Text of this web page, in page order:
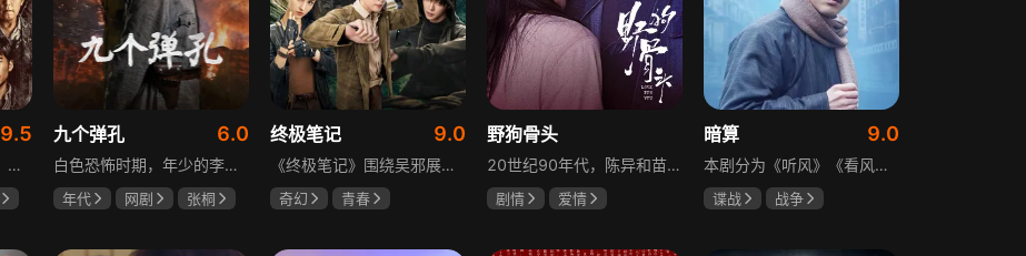
9.5
由金牌导演徐纪周执导，张译、张颂文、李一桐、张志坚、吴刚领衔主演，倪大红、韩童生、李建义特邀主演的中央政法委重点项目。一部扫黑除恶坚决斗争的回忆录，横跨20年的群像叙事全景式展现时代变迁下的黑白较量与复杂人性。
九个弹孔 6.0
白色恐怖时期，年少的李智信家破人亡后投身革命武装，因作战有勇有谋获“小狼崽子”绰号。他长期率部孤悬敌后，与日寇、反动派对决，多次负伤仍不改初心。凭借坚韧意志，他从游击队员成长为新四军干部、解放军司令员，身上的九个弹孔是他践行革命誓言、见证成长的勋章。
年代 网剧
张桐
终极笔记 9.0
《终极笔记》围绕吴邪展开，他因好奇三叔经历，历险归来收神秘录像带后卷入阴谋，只身闯格尔木疗养院偶遇张起灵等六人组队，在西王母宫发现陨玉，却遇三叔失踪、张起灵失忆。众人寻记忆探张家古楼，因裘德考介入受阻，后联手霍老太再探遭意外，谜团未解，吴邪被迫伪装成三叔，剧情充满冒险与悬疑。
奇幻
青春
野狗骨头
20世纪90年代，陈异和苗靖因父母相识结缘，从充满敌意到彼此依靠，后因家庭变故不得不相依为命。大学时苗靖告白，陈异却因纵火案逼她离开藤城。多年后重逢，陈异为保护苗靖以身入局，两人并肩对抗走私团伙，最终陈异告白，两人终成眷属。
剧情
爱情
暗算 9.0
本剧分为《听风》《看风》和《捕风》三个篇章，三者在时间关系及故事上相对独立，又千丝万缕。听风，即无线电侦听者，是一群“靠耳朵打江山”的人，他们的耳朵可以听到天外之音、无声之音、秘密之音。看风，即密码破译的人，是一群“善于神机妙算”的人，他们的慧眼可以识破天机、释读天书、看阅无字之书。捕风，即我党地下工作者，在国民党大肆实施白色恐怖时期，他们是牺牲者更是战斗者，乔装打扮深入虎穴，迎风而战，为缔造共和国立下不朽的丰功伟业。
谍战
战争